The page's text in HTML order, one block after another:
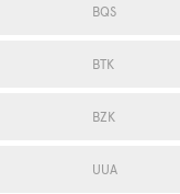
BQS
ВТК
BZK
UUA